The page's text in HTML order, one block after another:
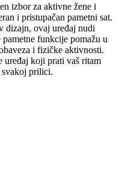
izbor za aktivne žene i
i pristupačan pametni sat.
dizajn, ovaj uređaj nudi
funkcije pomažu u
i fizičke aktivnosti.
uređaj koji prati vaš ritam
svakoj prilici.